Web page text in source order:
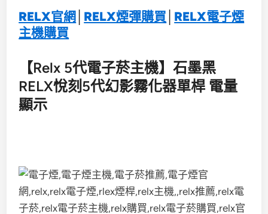
RELX官網 RELX煙彈購買 RELX電子煙
主機購買
【Relx 5代電子菸主機】石墨黑
RELX悅刻5代幻影霧化器單桿 電量
顯示